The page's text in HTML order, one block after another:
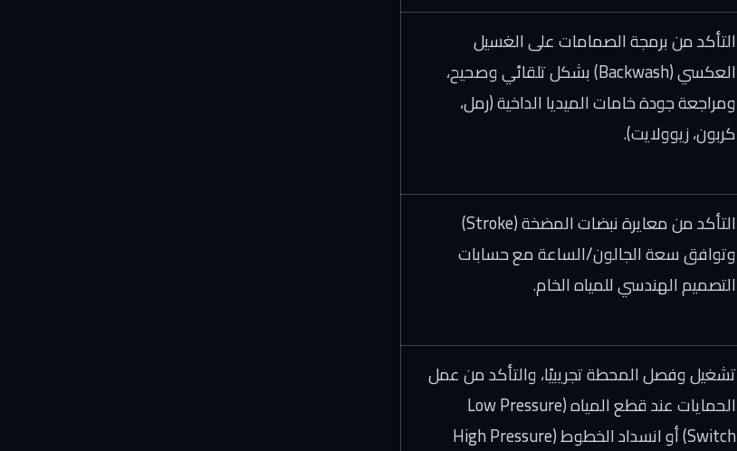
التأكد من برمجة الصمامات على الغسيل
العكسي (Backwash) بشكل تلقائي وصحيح،
ومراجعة جودة خامات الميديا الداخية (رمل،
كربون، زيوولايت).
التأكد من معايرة نبضات المضخة (Stroke)
وتوافق سعة الجالون/الساعة مع حسابات
التصميم الهندسي للمياه الخام.
تشغيل وفصل المحطة تجريبيًا، والتأكد من عمل
الحمايات عند قطع المياه (Low Pressure
Switch) أو انسداد الخطوط (High Pressure